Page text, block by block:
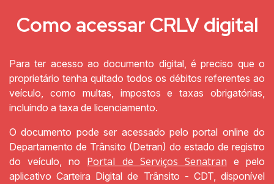
Como acessar CRLV digital
Para ter acesso ao documento digital, é preciso que o
proprietário tenha quitado todos os débitos referentes ao
veículo, como multas, impostos e taxas obrigatórias,
incluindo a taxa de licenciamento.
O documento pode ser acessado pelo portal online do
Departamento de Trânsito (Detran) do estado de registro
do veículo, no Portal de Serviços Senatran e pelo
aplicativo Carteira Digital de Trânsito - CDT, disponível